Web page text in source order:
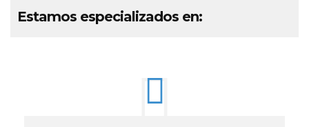
Estamos especializados en: